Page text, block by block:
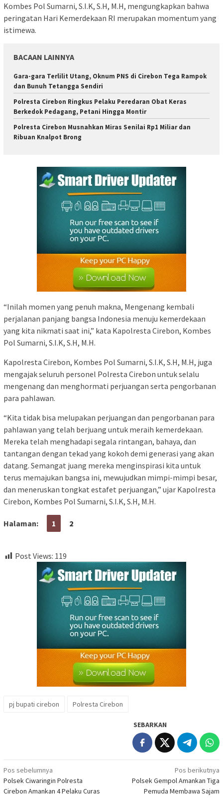
Kombes Pol Sumarni, S.I.K, S.H, M.H, mengungkapkan bahwa
peringatan Hari Kemerdekaan RI merupakan momentum yang
istimewa.
BACAAN LAINNYA
Gara-gara Terlilit Utang, Oknum PNS di Cirebon Tega Rampok
dan Bunuh Tetangga Sendiri
Polresta Cirebon Ringkus Pelaku Peredaran Obat Keras
Berkedok Pedagang, Petani Hingga Montir
Polresta Cirebon Musnahkan Miras Senilai Rp1 Miliar dan
Ribuan Knalpot Brong
“Inilah momen yang penuh makna, Mengenang kembali
perjalanan panjang bangsa Indonesia menuju kemerdekaan
yang kita nikmati saat ini,” kata Kapolresta Cirebon, Kombes
Pol Sumarni, S.I.K, S.H, M.H.
Kapolresta Cirebon, Kombes Pol Sumarni, S.I.K, S.H, M.H, juga
mengajak seluruh personel Polresta Cirebon untuk selalu
mengenang dan menghormati perjuangan serta pengorbanan
para pahlawan.
“Kita tidak bisa melupakan perjuangan dan pengorbanan para
pahlawan yang telah berjuang untuk meraih kemerdekaan.
Mereka telah menghadapi segala rintangan, bahaya, dan
tantangan dengan tekad yang kokoh demi generasi yang akan
datang. Semangat juang mereka menginspirasi kita untuk
terus memajukan bangsa ini, mewujudkan mimpi-mimpi besar,
dan meneruskan tongkat estafet perjuangan,” ujar Kapolresta
Cirebon, Kombes Pol Sumarni, S.I.K, S.H, M.H.
Halaman: 1 2
Post Views: 119
pj bupati cirebon Polresta Cirebon
SEBARKAN
Navigasi
pos
Pos sebelumnya
Polsek Ciwaringin Polresta
Cirebon Amankan 4 Pelaku Curas
Pos berikutnya
Polsek Gempol Amankan Tiga
Pemuda Membawa Sajam